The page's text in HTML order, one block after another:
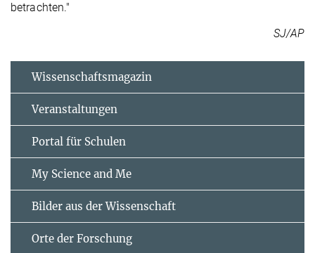
betrachten."
SJ/AP
Wissenschaftsmagazin
Veranstaltungen
Portal für Schulen
My Science and Me
Bilder aus der Wissenschaft
Orte der Forschung